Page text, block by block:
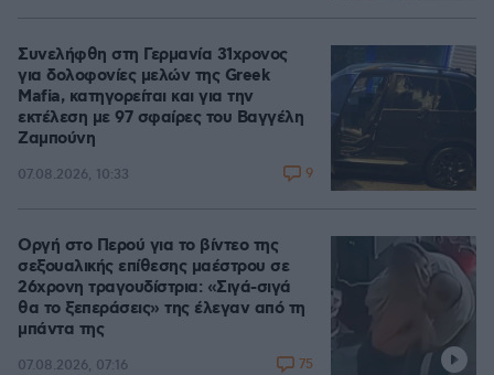
Συνελήφθη στη Γερμανία 31χρονος
για δολοφονίες μελών της Greek
Mafia, κατηγορείται και για την
εκτέλεση με 97 σφαίρες του Βαγγέλη
Ζαμπούνη
07.08.2026, 10:33 9
Οργή στο Περού για το βίντεο της
σεξουαλικής επίθεσης μαέστρου σε
26χρονη τραγουδίστρια: «Σιγά-σιγά
θα το ξεπεράσεις» της έλεγαν από τη
μπάντα της
07.08.2026, 07:16 75